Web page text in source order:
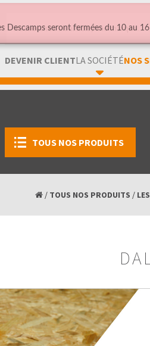
DEVENIR CLIENTLA SOCIÉTÉNOS
TOUS NOS PRODUITS
/ TOUS NOS PRODUITS /
Descamps seront fermées du 10 au